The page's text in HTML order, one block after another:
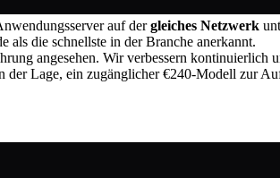
auf dergleiches Netzwerk
als die schnellste in der Branche anerkannt.
angesehen. Wir verbessern kontinuierlich
der Lage, ein zugänglicher €240-Modell zur